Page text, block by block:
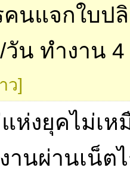
นแจกใบป
วัน ทำงาน
ว]
ห่งยุคไม่เห
นผ่านเน็ตไ